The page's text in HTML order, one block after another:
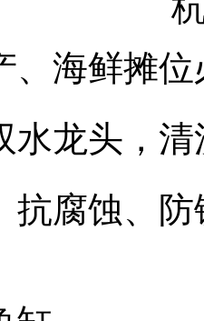
、海鲜摊
水龙头，
抗腐蚀、